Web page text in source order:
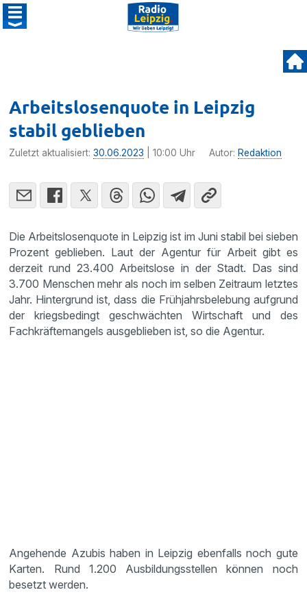
Arbeitslosenquote in Leipzig
stabil geblieben
Zuletzt aktualisiert:30.06.2023 | 10:00 Uhr Autor: Redaktion
Die Arbeitslosenquote in Leipzig ist im Juni stabil bei sieben
Prozent geblieben. Laut der Agentur für Arbeit gibt es
derzeit rund 23.400 Arbeitslose in der Stadt. Das sind
3.700 Menschen mehr als noch im selben Zeitraum letztes
Jahr. Hintergrund ist, dass die Frühjahrsbelebung aufgrund
der kriegsbedingt geschwächten Wirtschaft und des
Fachkräftemangels ausgeblieben ist, so die Agentur.
Angehende Azubis haben in Leipzig ebenfalls noch gute
Karten. Rund 1.200 Ausbildungsstellen können noch
besetzt werden.